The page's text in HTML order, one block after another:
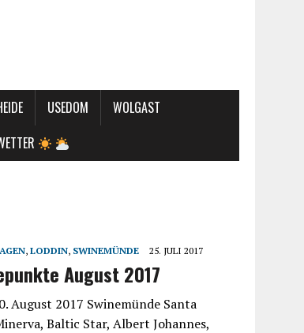
USEDOM
WOLGAST
,LODDIN, SWINEMÜNDE 25. JULI 2017
August 2017
August 2017 Swinemünde Santa
Baltic Star, Albert Johannes,